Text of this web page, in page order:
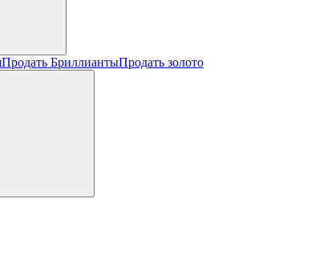
Продать БриллиантыПродать золото